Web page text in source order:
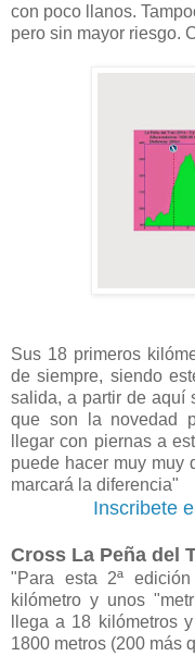
con poco llanos.
pero sin mayor riesgo.
Sus 18 primeros
de siempre, siendo
salida, a partir de aquí
que son la novedad
llegar con piernas a
puede hacer muy muy
marcará la diferencia"
Inscribete
Cross La Peña del
"Para esta 2ª
kilómetro y unos
llega a 18 kilómetros
1800 metros (200 más